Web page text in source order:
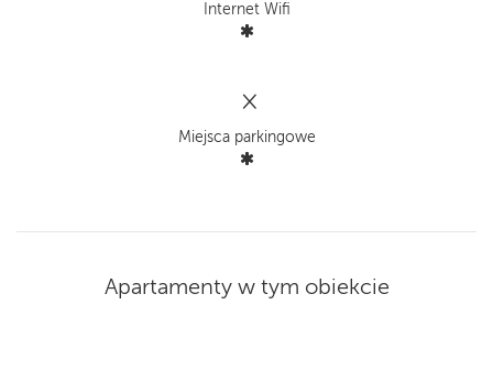
Internet Wifi
×
Miejsca parkingowe
Apartamenty w tym obiekcie